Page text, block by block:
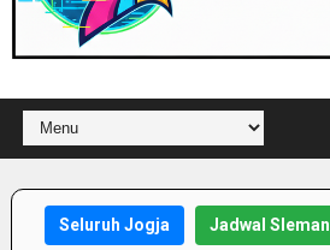
Seluruh Jogja Jadwal Sleman